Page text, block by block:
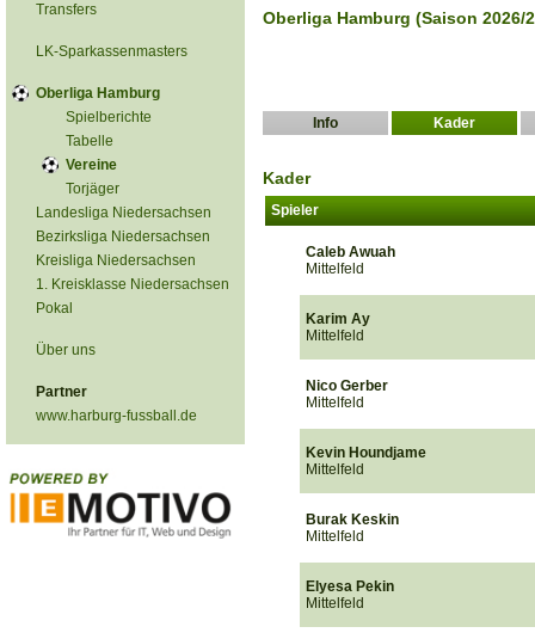
Transfers
LK-Sparkassenmasters
Oberliga Hamburg
Spielberichte
Tabelle
Vereine
Torjäger
Landesliga Niedersachsen
Bezirksliga Niedersachsen
Kreisliga Niedersachsen
1. Kreisklasse Niedersachsen
Pokal
Über uns
Partner
www.harburg-fussball.de
Oberliga Hamburg (Saison 2026/
Info Kader
Kader
Spieler
Caleb Awuah
Mittelfeld
Karim Ay
Mittelfeld
Nico Gerber
Mittelfeld
Kevin Houndjame
Mittelfeld
Burak Keskin
Mittelfeld
Elyesa Pekin
Mittelfeld